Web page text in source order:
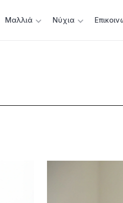
Μαλλιά Νύχια